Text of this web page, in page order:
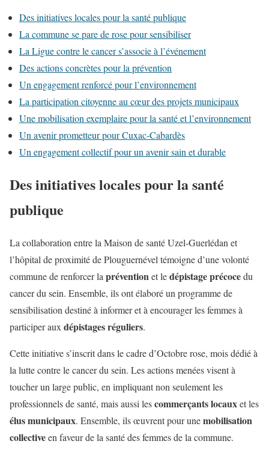
Des initiatives locales pour la santé publique
La commune se pare de rose pour sensibiliser
La Ligue contre le cancer s’associe à l’événement
Des actions concrètes pour la prévention
Un engagement renforcé pour l’environnement
La participation citoyenne au cœur des projets municipaux
Une mobilisation exemplaire pour la santé et l’environnement
Un avenir prometteur pour Cuxac-Cabardès
Un engagement collectif pour un avenir sain et durable
Des initiatives locales pour la santé
publique
La collaboration entre la Maison de santé Uzel-Guerlédan et
l’hôpital de proximité de Plouguernével témoigne d’une volonté
commune de renforcer lapréventionet ledépistage précocedu
cancer du sein. Ensemble, ils ont élaboré un programme de
sensibilisation destiné à informer et à encourager les femmes à
participer auxdépistages réguliers.
Cette initiative s’inscrit dans le cadre d’Octobre rose, mois dédié à
la lutte contre le cancer du sein. Les actions menées visent à
toucher un large public, en impliquant non seulement les
professionnels de santé, mais aussi lescommerçants locauxet les
élus municipaux. Ensemble, ils œuvrent pour unemobilisation
collectiveen faveur de la santé des femmes de la commune.